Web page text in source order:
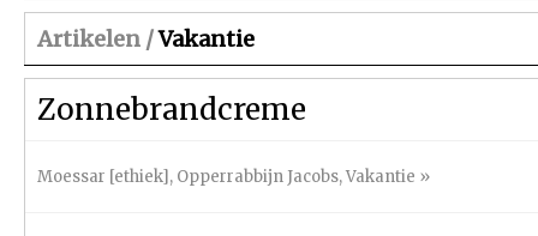
Artikelen /Vakantie
Zonnebrandcreme
Moessar [ethiek], Opperrabbijn Jacobs,Vakantie »